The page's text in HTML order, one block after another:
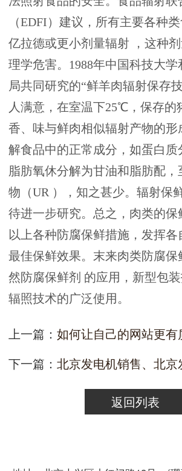
（EDFI）建议，所有主要各种
亿拉德或更小剂量辐射 ，这种
理学危害。1988年中国科技大
局共同研究的“鲜羊肉辐射保存
人满意，在室温下25℃，保存的
香、味与鲜肉相似辐射产物的形
解食品中的正常成分，如蛋白质
脂肪氧休分解为甘油和脂肪配
物（UR ），知之甚少。辐射保
待进一步研究。总之，肉类的保
以上各种防腐保鲜措施，发挥各
最佳保鲜效果。末来肉类防腐保
然防腐保鲜剂 的应用，新型包
辐照技术的广泛使用。
上一篇： 如何让自己的网站更有
下一篇： 北京发电机销售、北京
返回列表